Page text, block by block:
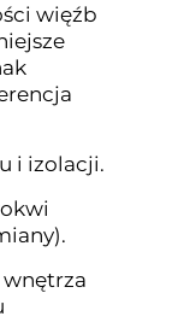
więźb
i izolacji.